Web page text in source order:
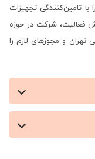
در سال ۱۳۸۹ کار خود را با تامین‌کنندگی تجهیزات
فعالیت، شرکت در حوزه
تهران و مجوزهای لازم را